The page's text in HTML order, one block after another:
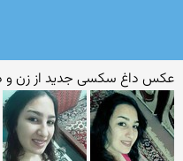
عکس داغ سکسی جدید از زن و